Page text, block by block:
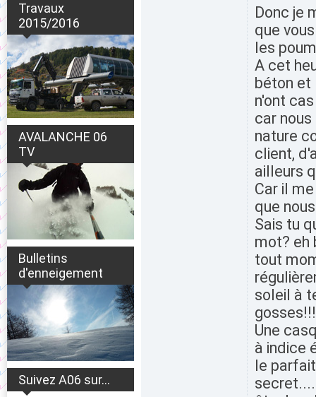
Travaux
2015/2016
AVALANCHE 06
TV
Bulletins
d'enneigement
Suivez A06 sur...
Donc je
que
les
A cet
béton et
n'ont
car
nature
client,
ailleurs
Car il
que
Sais tu
mot? eh
tout
soleil à
gosses!!!
Une
à indice
le